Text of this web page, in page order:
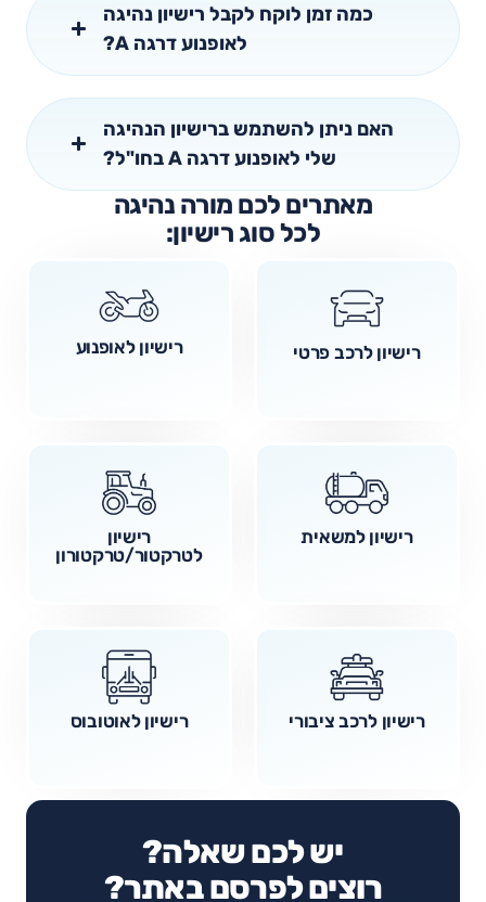
כמה זמן לוקח לקבל רישיון נהיגה
לאופנוע דרגה A?
האם ניתן להשתמש ברישיון הנהיגה
שלי לאופנוע דרגה A בחו"ל?
מאתרים לכם מורה נהיגה
לכל סוג רישיון:
רישיון לרכב פרטי רישיון לאופנוע
רישיון למשאית
רישיון
לטרקטור/טרקטורון
רישיון לרכב ציבורי רישיון לאוטובוס
יש לכם שאלה?
רוצים לפרסם באתר?